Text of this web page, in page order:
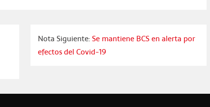
Nota Siguiente:Se mantiene BCS en alerta por
efectos del Covid-19